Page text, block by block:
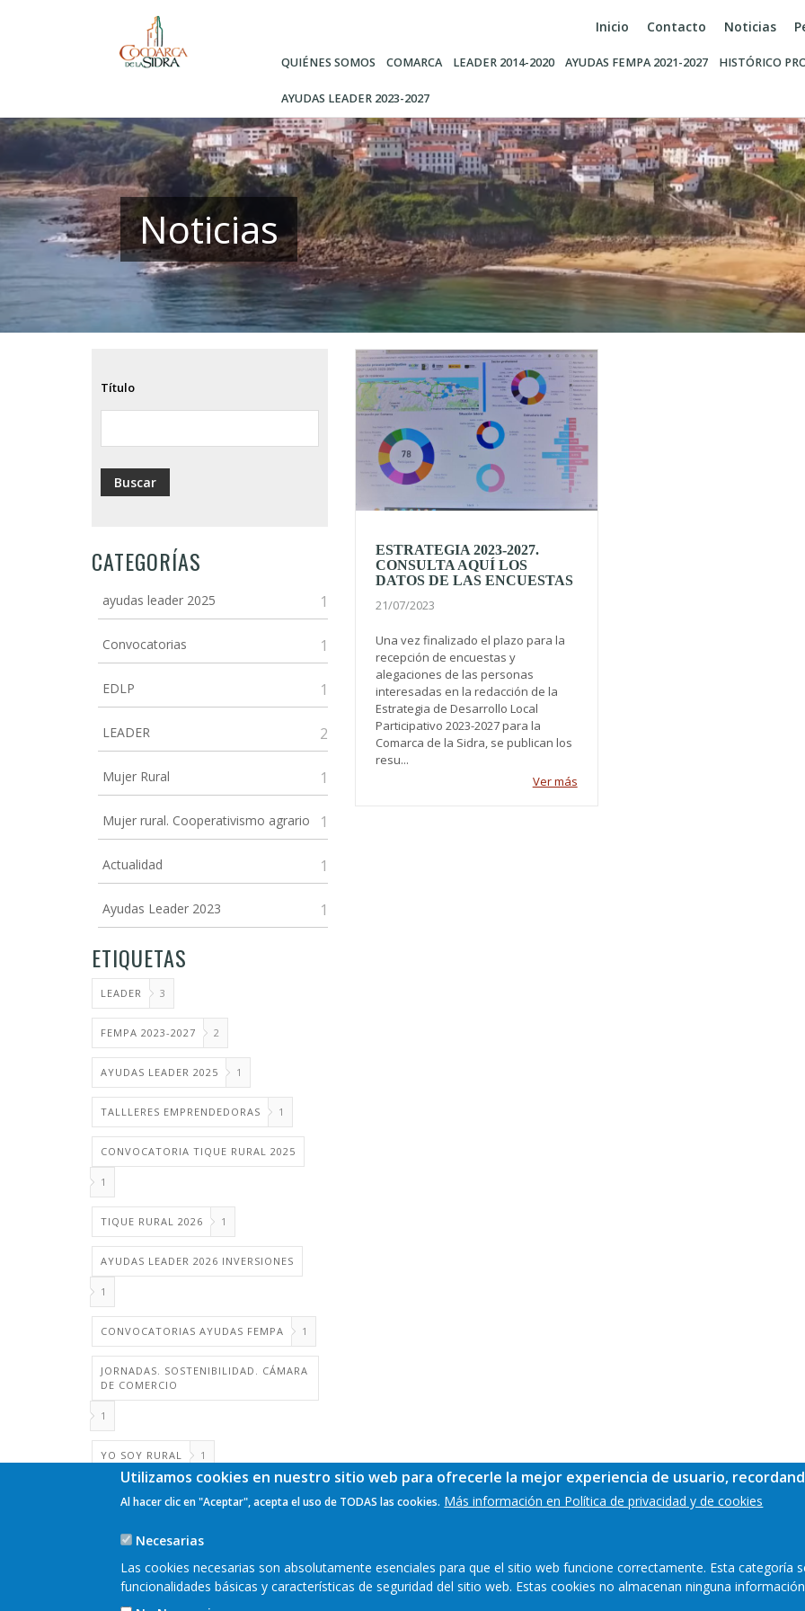
Inicio Contacto Noticias
QUIÉNES SOMOS COMARCA LEADER 2014-2020 AYUDAS FEMPA 2021-2027 HISTÓRICO
AYUDAS LEADER 2023-2027
Noticias
Título
CATEGORÍAS
ayudas leader 2025 1
Convocatorias 1
EDLP 1
LEADER 2
Mujer Rural 1
Mujer rural. Cooperativismo agrario 1
Actualidad 1
Ayudas Leader 2023 1
ETIQUETAS
LEADER 3
FEMPA 2023-2027 2
AYUDAS LEADER 2025 1
TALLLERES EMPRENDEDORAS 1
CONVOCATORIA TIQUE RURAL 2025
1
TIQUE RURAL 2026 1
AYUDAS LEADER 2026 INVERSIONES
1
CONVOCATORIAS AYUDAS FEMPA 1
JORNADAS. SOSTENIBILIDAD. CÁMARA
DE COMERCIO
1
YO SOY RURAL 1
ESTRATEGIA 2023-2027.
CONSULTA AQUÍ LOS
DATOS DE LAS ENCUESTAS
21/07/2023
Una vez finalizado el plazo para la
recepción de encuestas y
alegaciones de las personas
interesadas en la redacción de la
Estrategia de Desarrollo Local
Participativo 2023-2027 para la
Comarca de la Sidra, se publican los
resu...
Ver más
Utilizamos cookies en nuestro sitio web para ofrecerle la mejor experiencia de usuario,
Al hacer clic en "Aceptar", acepta el uso de TODAS las cookies. Más información en Política de privacidad y de cookies
Necesarias
Las cookies necesarias son absolutamente esenciales para que el sitio web funcione correctamente. Esta categoría
funcionalidades básicas y características de seguridad del sitio web. Estas cookies no almacenan ninguna